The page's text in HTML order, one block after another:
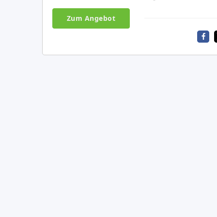
Zum Angebot